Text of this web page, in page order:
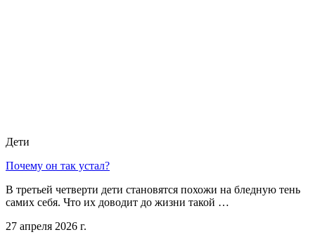
Дети
Почему он так устал?
В третьей четверти дети становятся похожи на бледную тень
самих себя. Что их доводит до жизни такой …
27 апреля 2026 г.